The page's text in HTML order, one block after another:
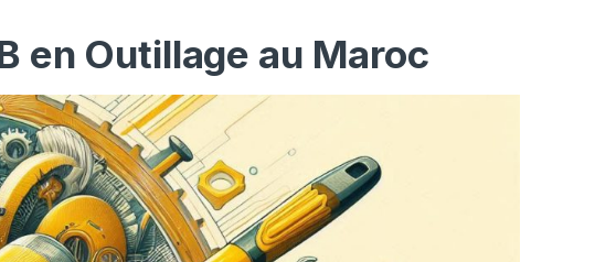
en Outillage au Maroc